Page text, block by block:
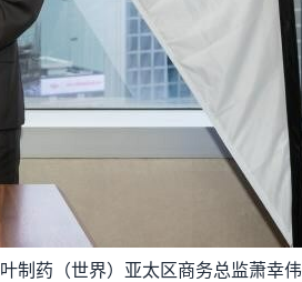
制药（世界）亚太区商务总监萧幸伟